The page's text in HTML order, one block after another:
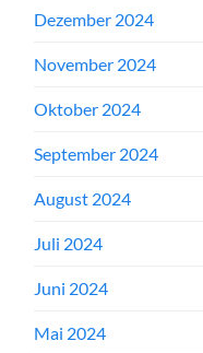
Dezember 2024
November 2024
Oktober 2024
September 2024
August 2024
Juli 2024
Juni 2024
Mai 2024